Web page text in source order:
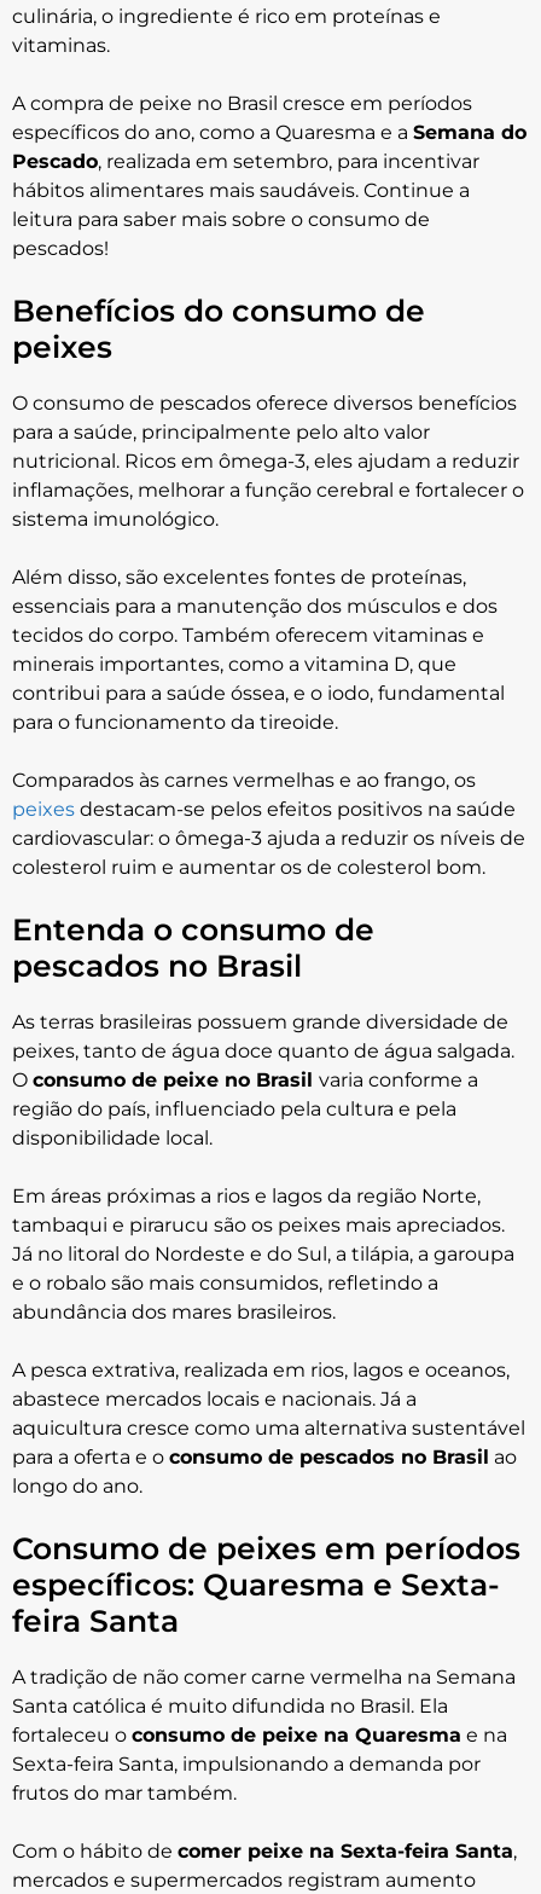
culinária, o ingrediente é rico em proteínas e
vitaminas.
A compra de peixe no Brasil cresce em períodos
específicos do ano, como a Quaresma e a Semana do
Pescado, realizada em setembro, para incentivar
hábitos alimentares mais saudáveis. Continue a
leitura para saber mais sobre o consumo de
pescados!
Benefícios do consumo de
peixes
O consumo de pescados oferece diversos benefícios
para a saúde, principalmente pelo alto valor
nutricional. Ricos em ômega-3, eles ajudam a reduzir
inflamações, melhorar a função cerebral e fortalecer o
sistema imunológico.
Além disso, são excelentes fontes de proteínas,
essenciais para a manutenção dos músculos e dos
tecidos do corpo. Também oferecem vitaminas e
minerais importantes, como a vitamina D, que
contribui para a saúde óssea, e o iodo, fundamental
para o funcionamento da tireoide.
Comparados às carnes vermelhas e ao frango, os
peixes destacam-se pelos efeitos positivos na saúde
cardiovascular: o ômega-3 ajuda a reduzir os níveis de
colesterol ruim e aumentar os de colesterol bom.
Entenda o consumo de
pescados no Brasil
As terras brasileiras possuem grande diversidade de
peixes, tanto de água doce quanto de água salgada.
O consumo de peixe no Brasil varia conforme a
região do país, influenciado pela cultura e pela
disponibilidade local.
Em áreas próximas a rios e lagos da região Norte,
tambaqui e pirarucu são os peixes mais apreciados.
Já no litoral do Nordeste e do Sul, a tilápia, a garoupa
e o robalo são mais consumidos, refletindo a
abundância dos mares brasileiros.
A pesca extrativa, realizada em rios, lagos e oceanos,
abastece mercados locais e nacionais. Já a
aquicultura cresce como uma alternativa sustentável
para a oferta e o consumo de pescados no Brasil ao
longo do ano.
Consumo de peixes em períodos
específicos: Quaresma e Sexta-
feira Santa
A tradição de não comer carne vermelha na Semana
Santa católica é muito difundida no Brasil. Ela
fortaleceu o consumo de peixe na Quaresma e na
Sexta-feira Santa, impulsionando a demanda por
frutos do mar também.
Com o hábito de comer peixe na Sexta-feira Santa,
mercados e supermercados registram aumento